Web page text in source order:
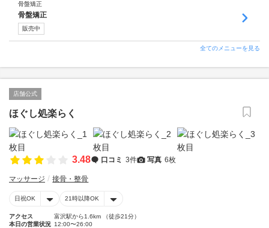
骨盤矯正
骨盤矯正
販売中
全てのメニューを見る
店舗公式
ほぐし処楽らく
3.48 口コミ 3件 写真 6枚
マッサージ 接骨・整骨
日祝OK 21時以降OK
アクセス
富沢駅から1.6km （徒歩21分）
本日の営業状況 12:00〜26:00